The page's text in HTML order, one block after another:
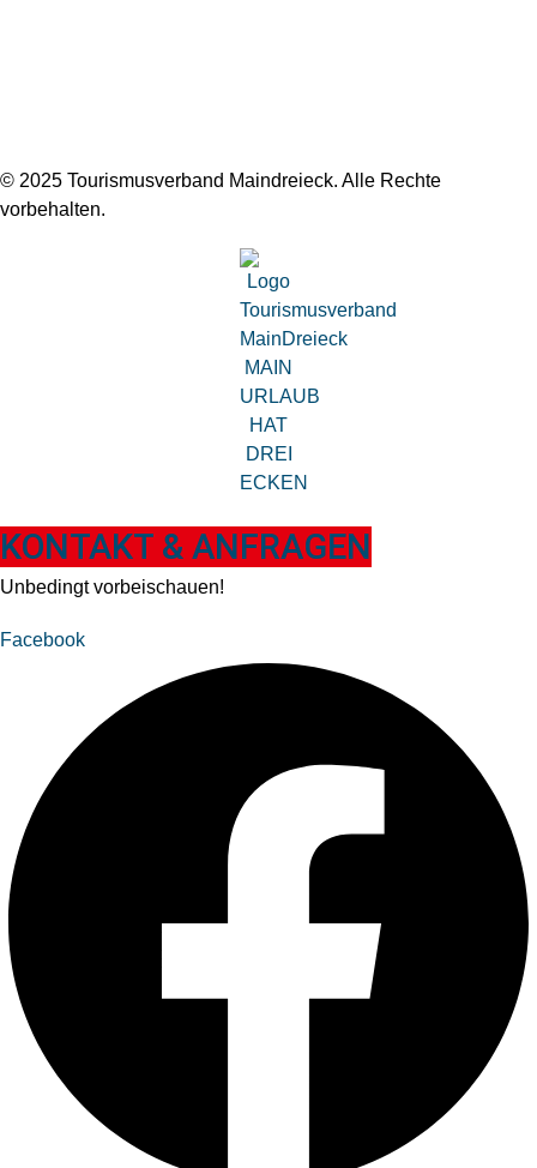
© 2025 Tourismusverband Maindreieck. Alle Rechte
vorbehalten.
KONTAKT & ANFRAGEN
Unbedingt vorbeischauen!
Facebook